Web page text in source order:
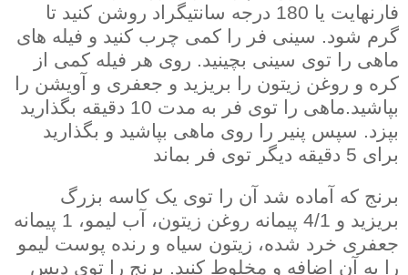
فارنهایت یا 180 درجه سانتیگراد روشن کنید تا
گرم شود. سینی فر را کمی چرب کنید و فیله های
ماهی را توی سینی بچینید. روی هر فیله کمی از
کره و روغن زیتون را بریزید و جعفری و آویشن را
بپاشید.ماهی را توی فر به مدت 10 دقیقه بگذارید
بپزد. سپس پنیر را روی ماهی بپاشید و بگذارید
برای 5 دقیقه دیگر توی فر بماند
برنج که آماده شد آن را توی یک کاسه بزرگ
بریزید و 4/1 پیمانه روغن زیتون، آب لیمو، 1 پیمانه
جعفری خرد شده، زیتون سیاه و رنده پوست لیمو
را به آن اضافه و مخلوط کنید. برنج را توی دیس